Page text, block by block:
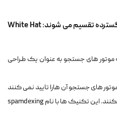
تقسیم می شوند:White Hat
های جستجو به عنوان یک طراحی
های جستجو آن هارا تایید نمی کنند
و برای به حداقل رساندن آن ها تلاش میکنند. این تکنیک ها با نام spamdexing